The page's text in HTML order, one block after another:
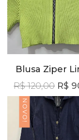
Blusa Ziper
R$120,00 O
R$
NOVO!